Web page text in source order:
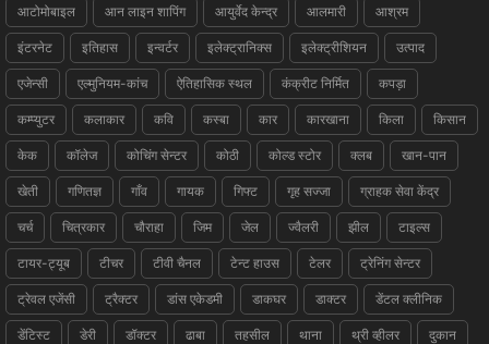
आटोमोबाइल आन लाइन शापिंग आयुर्वेद केन्द्र आलमारी आश्रम
इंटरनेट इतिहास इन्वर्टर इलेक्ट्रानिक्स इलेक्ट्रीशियन उत्पाद
एजेन्सी एल्मुनियम-कांच ऐतिहासिक स्थल कंक्रीट निर्मित कपड़ा
कम्प्युटर कलाकार कवि कस्बा कार कारखाना किला किसान
केक कॉलेज कोचिंग सेन्टर कोठी कोल्ड स्टोर क्लब खान-पान
खेती गणितज्ञ गाँव गायक गिफ्ट गृह सज्जा ग्राहक सेवा केंद्र
चर्च चित्रकार चौराहा जिम जेल ज्वैलरी झील टाइल्स
टायर-ट्यूब टीचर टीवी चैनल टेन्ट हाउस टेलर ट्रेनिंग सेन्टर
ट्रेवल एजेंसी ट्रैक्टर डांस एकेडमी डाकघर डाक्टर डेंटल क्लीनिक
डेंटिस्ट डेरी डॉक्टर ढाबा तहसील थाना थ्री व्हीलर दुकान